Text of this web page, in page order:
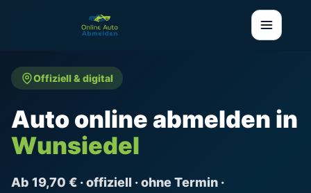
Offiziell & digital
Auto online abmelden in
Wunsiedel
Ab 19,70 € · offiziell · ohne Termin ·